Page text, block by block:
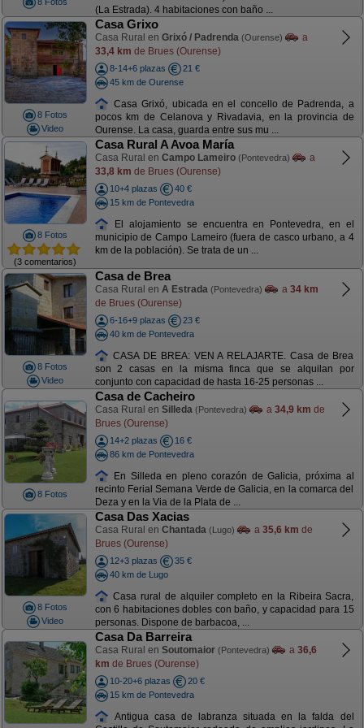
(La Estrada). 4 habitaciones con baño ...
8 Fotos
Video
Casa Grixo
Casa Rural en Grixó / Padrenda (Ourense)
a
33,4 km de Brues (Ourense)
8-14+6 plazas
21 €
45 km de Ourense
Casa Grixó, ubicada en el concello de Padrenda, a
pocos km de Celanova y Rivadavia, en la provincia de
Ourense. La casa, guarda entre sus mu ...
8 Fotos
(3 comentarios)
Casa Rural A Avoa María
Casa Rural en Campo Lameiro (Pontevedra)
a
33,8 km de Brues (Ourense)
10+4 plazas
40 €
15 km de Pontevedra
El alojamiento se encuentra en Pontevedra, en el
municipio de Campo Lameiro (fuera de casco urbano, a 4
km de la población). Se trata de un ...
8 Fotos
Video
Casa de Brea
Casa Rural en A Estrada (Pontevedra) a 34 km
de Brues (Ourense)
6-16+9 plazas
23 €
40 km de Pontevedra
CASA DE BREA: VEN A RELAJARTE. Casa de Brea
son 2 casas en la misma finca que se alquilan por
conjunto con capacidad de hasta 16-25 personas ...
8 Fotos
Casa de Cacheiro
Casa Rural en Silleda (Pontevedra) a 34,9 km de
Brues (Ourense)
14+2 plazas
16 €
86 km de Pontevedra
En Silleda en pleno corazón de Galicia, próxima al
recinto Ferial Semana Verde de Galicia, en la comarca del
Deza y en la Via de la Plata de ...
8 Fotos
Video
Casa Das Xacias
Casa Rural en Chantada (Lugo) a 35,6 km de
Brues (Ourense)
12+3 plazas
35 €
40 km de Lugo
Casa rural de alquiler completo en la Ribeira Sacra,
con 6 habitaciones dobles con baño, y capacidad para 15
personas. Dispone de barbacoa, ...
Casa Da Barreira
Casa Rural en Soutomaior (Pontevedra) a 36,6
km de Brues (Ourense)
10-20+6 plazas
20 €
15 km de Pontevedra
Antigua casa de labranza situada en la falda del